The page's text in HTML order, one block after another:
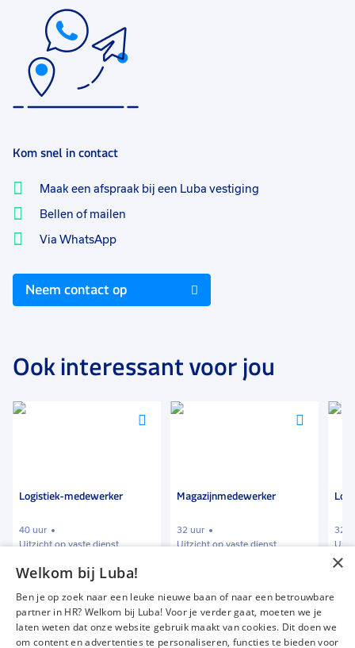
Kom snel in contact
Maak een afspraak bij een Luba vestiging
Bellen of mailen
Via WhatsApp
Neem contact op
Ook interessant voor jou
Voeg
Logistiek-medewerker
40 uur
Uitzicht op vaste dienst
€ 2000-€ 2300 p.m.
Voeg
Magazijnmedewerker
32 uur
Uitzicht op vaste dienst
32
€
×
Welkom bij Luba!
Ben je op zoek naar een leuke nieuwe baan of naar een betrouwbare
partner in HR? Welkom bij Luba! Voor je verder gaat, moeten we je
laten weten dat onze website gebruik maakt van cookies. Dit doen we
om content en advertenties te personaliseren, functies te bieden voor